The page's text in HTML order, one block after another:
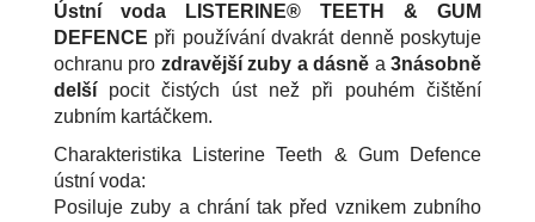
Ústní voda LISTERINE® TEETH & GUM
DEFENCE při používání dvakrát denně poskytuje
ochranu pro zdravější zuby a dásně a3násobně
delší pocit čistých úst než při pouhém čištění
zubním kartáčkem.
Charakteristika Listerine Teeth & Gum Defence
ústní voda:
Posiluje zuby a chrání tak před vznikem zubního